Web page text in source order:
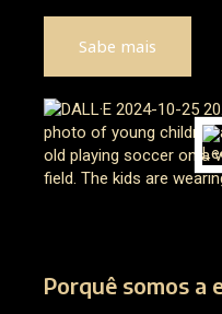
Sabe mais
Porquê somos a